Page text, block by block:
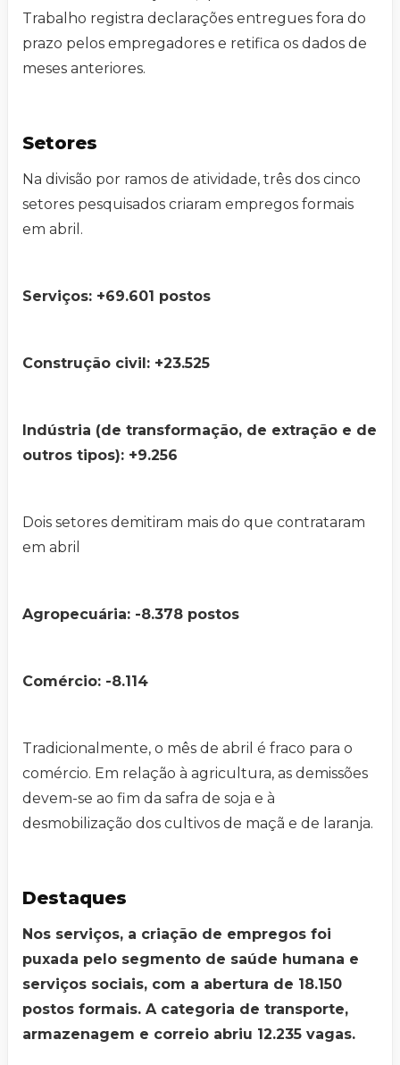
Trabalho registra declarações entregues fora do
prazo pelos empregadores e retifica os dados de
meses anteriores.
Setores
Na divisão por ramos de atividade, três dos cinco
setores pesquisados criaram empregos formais
em abril.
Serviços: +69.601 postos
Construção civil: +23.525
Indústria (de transformação, de extração e de
outros tipos): +9.256
Dois setores demitiram mais do que contrataram
em abril
Agropecuária: -8.378 postos
Comércio: -8.114
Tradicionalmente, o mês de abril é fraco para o
comércio. Em relação à agricultura, as demissões
devem-se ao fim da safra de soja e à
desmobilização dos cultivos de maçã e de laranja.
Destaques
Nos serviços, a criação de empregos foi
puxada pelo segmento de saúde humana e
serviços sociais, com a abertura de 18.150
postos formais. A categoria de transporte,
armazenagem e correio abriu 12.235 vagas.